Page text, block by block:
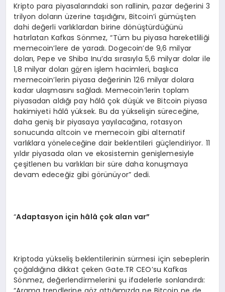
Kripto para piyasalarındaki son rallinin, pazar değerini 3
trilyon doların üzerine taşıdığını, Bitcoin’i gümüşten
dahi değerli varlıklardan birine dönüştürdüğünü
hatırlatan Kafkas Sönmez, “Tüm bu piyasa hareketliliği
memecoin’lere de yaradı. Dogecoin’de 9,6 milyar
doları, Pepe ve Shiba Inu’da sırasıyla 5,6 milyar dolar ile
1,8 milyar doları gören işlem hacimleri, başlıca
memecoin’lerin piyasa değerinin 126 milyar dolara
kadar ulaşmasını sağladı. Memecoin’lerin toplam
piyasadan aldığı pay hâlâ çok düşük ve Bitcoin piyasa
hakimiyeti hâlâ yüksek. Bu da yükselişin süreceğine,
daha geniş bir piyasaya yayılacağına, rotasyon
sonucunda altcoin ve memecoin gibi alternatif
varlıklara yöneleceğine dair beklentileri güçlendiriyor. 11
yıldır piyasada olan ve ekosistemin genişlemesiyle
çeşitlenen bu varlıkları bir süre daha konuşmaya
devam edeceğiz gibi görünüyor” dedi.
“Adaptasyon için hâlâ çok alan var”
Kriptoda yükseliş beklentilerinin sürmesi için sebeplerin
çoğaldığına dikkat çeken Gate.TR CEO’su Kafkas
Sönmez, değerlendirmelerini şu ifadelerle sonlandırdı: